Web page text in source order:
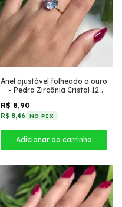
Anel ajustável folheado a ouro
- Pedra Zircônia Cristal 12
R$ 8,90
R$ 8,46 NO PIX